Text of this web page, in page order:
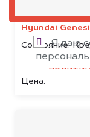
Hyundai
Состояние:
Цена:
Я даю